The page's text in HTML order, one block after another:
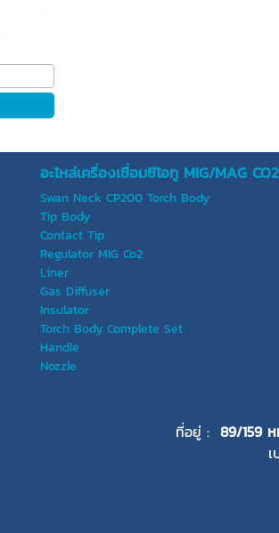
อะไหล่เครื่องเชื่อมซีโอทู MIG/MAG
Swan Neck CP200 Torch Body
Tip Body
Contact Tip
Regulator MIG Co2
Liner
Gas Diffuser
Insulator
Torch Body Complete Set
Handle
Nozzle
ที่อยู่ : 89/159